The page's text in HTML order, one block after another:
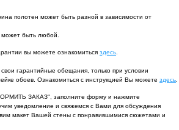
полотен может быть разной в зависимости от
быть любой.
вы можете ознакомиться здесь
гарантийные обещания, только при условии
обоев. Ознакомиться с инструкцией Вы можете здесь
ЗАКАЗ", заполните форму и нажмите
уведомление и свяжемся с Вами для обсуждения
макет Вашей стены с понравившимися сюжетами и